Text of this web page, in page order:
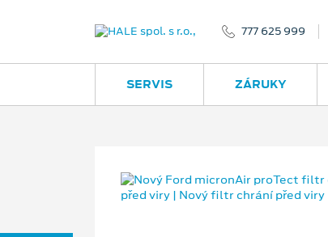
777 625 999
SERVIS ZÁRUKY